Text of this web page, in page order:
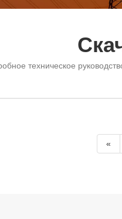
техническое
«